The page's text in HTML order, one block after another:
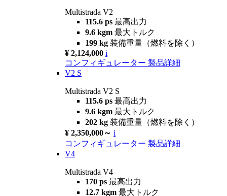
Multistrada V2
115.6 ps 最高出力
9.6 kgm 最大トルク
199 kg 装備重量（燃料を除く）
¥ 2,124,000 i
コンフィギュレーター 製品詳細
V2 S
Multistrada V2 S
115.6 ps 最高出力
9.6 kgm 最大トルク
202 kg 装備重量（燃料を除く）
¥ 2,350,000～ i
コンフィギュレーター 製品詳細
V4
Multistrada V4
170 ps 最高出力
12.7 kgm 最大トルク